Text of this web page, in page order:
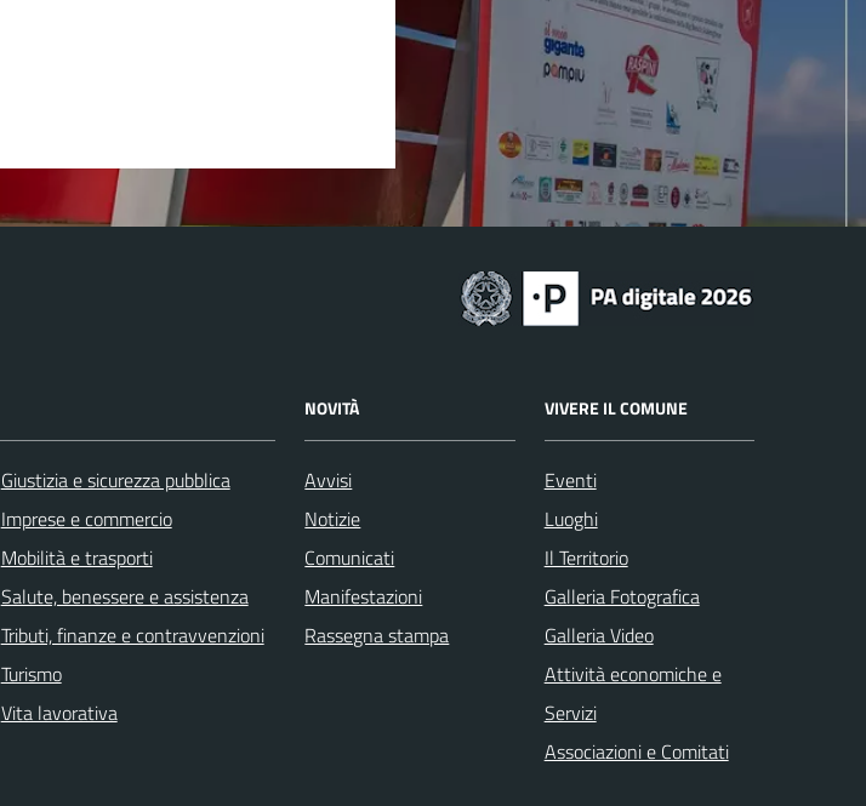
Giustizia e sicurezza pubblica
Imprese e commercio
Mobilità e trasporti
Salute, benessere e assistenza
Tributi, finanze e contravvenzioni
Turismo
Vita lavorativa
NOVITÀ
Avvisi
Notizie
Comunicati
Manifestazioni
Rassegna stampa
VIVERE IL COMUNE
Eventi
Luoghi
Il Territorio
Galleria Fotografica
Galleria Video
Attività economiche e
Servizi
Associazioni e Comitati